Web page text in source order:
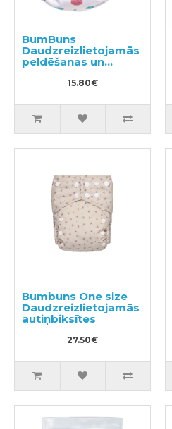
BumBuns
Daudzreizlietojamās
peldēšanas un
podiņmācību
autiņbiksīte L 14–
15.80€
Bumbuns One size
Daudzreizlietojamās
autiņbiksītes
27.50€